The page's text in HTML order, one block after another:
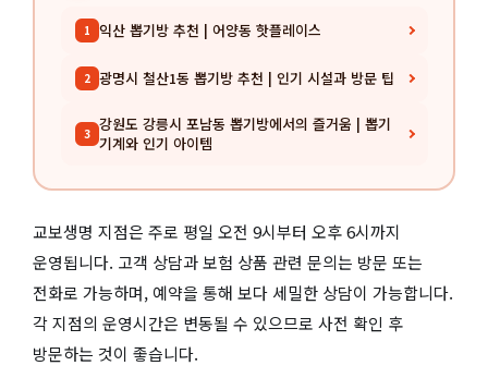
1 익산 뽑기방 추천 | 어양동 핫플레이스
2 광명시 철산1동 뽑기방 추천 | 인기 시설과 방문 팁
3 강원도 강릉시 포남동 뽑기방에서의 즐거움 | 뽑기
기계와 인기 아이템
교보생명 지점은 주로 평일 오전 9시부터 오후 6시까지
운영됩니다. 고객 상담과 보험 상품 관련 문의는 방문 또는
전화로 가능하며, 예약을 통해 보다 세밀한 상담이 가능합니다.
각 지점의 운영시간은 변동될 수 있으므로 사전 확인 후
방문하는 것이 좋습니다.